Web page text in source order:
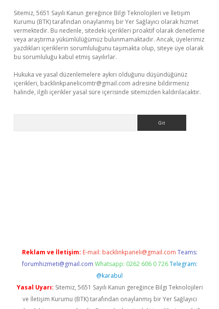
Sitemiz, 5651 Sayılı Kanun gereğince Bilgi Teknolojileri ve İletişim
Kurumu (BTK) tarafından onaylanmış bir Yer Sağlayıcı olarak hizmet
vermektedir. Bu nedenle, sitedeki içerikleri proaktif olarak denetleme
veya araştırma yükümlülüğümüz bulunmamaktadır. Ancak, üyelerimiz
yazdıkları içeriklerin sorumluluğunu taşımakta olup, siteye üye olarak
bu sorumluluğu kabul etmiş sayılırlar.
Hukuka ve yasal düzenlemelere aykırı olduğunu düşündüğünüz
içerikleri, backlinkpanelicomtr@gmail.com adresine bildirmeniz
halinde, ilgili içerikler yasal süre içerisinde sitemizden kaldırılacaktır.
Reklam ve İletişim: E-mail: backlinkpaneli@gmail.com Teams:
forumhizmeti@gmail.com Whatsapp: 0262 606 0 726 Telegram:
@karabul
Yasal Uyarı: Sitemiz, 5651 Sayılı Kanun gereğince Bilgi Teknolojileri
ve İletişim Kurumu (BTK) tarafından onaylanmış bir Yer Sağlayıcı